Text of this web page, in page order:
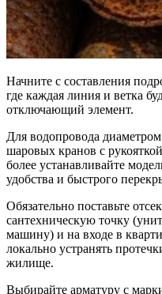
Начните с составления
где каждая линия и ветка
отключающий элемент.
Для водопровода
шаровых кранов с
более устанавливайте
удобства и быстрого
Обязательно поставьте
сантехническую точку
машину) и на входе в
локально устранять
жилище.
Выбирайте арматуру с